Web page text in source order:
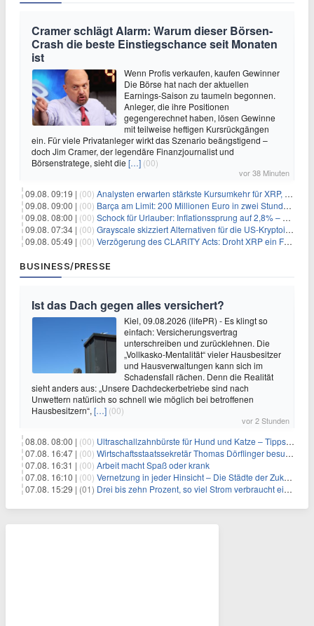
Cramer schlägt Alarm: Warum dieser Börsen-
Crash die beste Einstiegschance seit Monaten
ist
Wenn Profis verkaufen, kaufen Gewinner
Die Börse hat nach der aktuellen
Earnings-Saison zu taumeln begonnen.
Anleger, die ihre Positionen
gegengerechnet haben, lösen Gewinne
mit teilweise heftigen Kursrückgängen
ein. Für viele Privatanleger wirkt das Szenario beängstigend –
doch Jim Cramer, der legendäre Finanzjournalist und
Börsenstratege, sieht die […] (00)
vor 38 Minuten
09.08. 09:19 | (00) Analysten erwarten stärkste Kursumkehr für XRP, während Polymarket skeptisch bleibt
09.08. 09:00 | (00) Barça am Limit: 200 Millionen Euro in zwei Stunden – warum dieser Schuldentrip hochgefährlich wird
09.08. 08:00 | (00) Schock für Urlauber: Inflationssprung auf 2,8% – Diese Preise explodieren jetzt
09.08. 07:34 | (00) Grayscale skizziert Alternativen für die US-Kryptoindustrie ohne CLARITY Act
09.08. 05:49 | (00) Verzögerung des CLARITY Acts: Droht XRP ein Fall unter die $1-Marke?
BUSINESS/PRESSE
Ist das Dach gegen alles versichert?
Kiel, 09.08.2026 (lifePR) - Es klingt so
einfach: Versicherungsvertrag
unterschreiben und zurücklehnen. Die
„Vollkasko-Mentalität“ vieler Hausbesitzer
und Hausverwaltungen kann sich im
Schadensfall rächen. Denn die Realität
sieht anders aus: „Unsere Dachdeckerbetriebe sind nach
Unwettern natürlich so schnell wie möglich bei betroffenen
Hausbesitzern“, […] (00)
vor 2 Stunden
08.08. 08:00 | (00) Ultraschallzahnbürste für Hund und Katze – Tipps zur erfolgreichen Eingewöhnung
07.08. 16:47 | (00) Wirtschaftsstaatssekretär Thomas Dörflinger besucht Handwerksbetrieb im Kammerbezirk Freiburg
07.08. 16:31 | (00) Arbeit macht Spaß oder krank
07.08. 16:10 | (00) Vernetzung in jeder Hinsicht – Die Städte der Zukunft sind grün-blau
07.08. 15:29 | (01) Drei bis zehn Prozent, so viel Strom verbraucht ein Aufzug im Gebäude